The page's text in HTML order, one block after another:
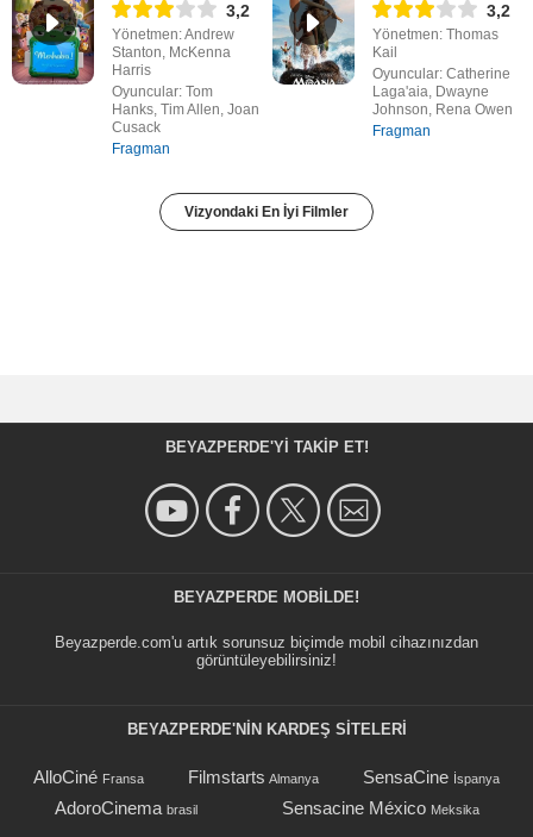
3,2
Yönetmen: Andrew
Stanton, McKenna
Harris
Oyuncular: Tom
Hanks, Tim Allen, Joan
Cusack
Fragman
3,2
Yönetmen: Thomas
Kail
Oyuncular: Catherine
Laga'aia, Dwayne
Johnson, Rena Owen
Fragman
Vizyondaki En İyi Filmler
BEYAZPERDE'YI TAKIP ET!
BEYAZPERDE MOBILDE!
Beyazperde.com'u artık sorunsuz biçimde mobil cihazınızdan
görüntüleyebilirsiniz!
BEYAZPERDE'NIN KARDEŞ SİTELERİ
AlloCiné Fransa Filmstarts Almanya SensaCine İspanya
AdoroCinema brasil Sensacine México Meksika